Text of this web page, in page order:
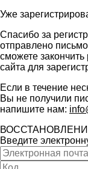
Уже
Спасибо за
отправлено
сможете
сайта для
Если в течение
Вы не получили
напишите нам:
Введите